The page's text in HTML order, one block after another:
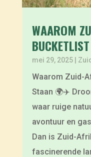
WAAROM
mei 29, 2025|
Waarom Zuid-
Staan 🌍✈️
waar ruige
avontuur en
Dan is Zuid-
fascinerende